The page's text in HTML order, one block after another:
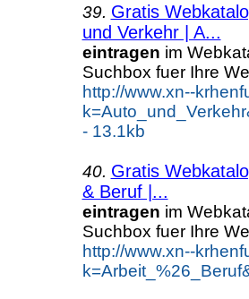
39. Gratis
und Verkehr | A...
eintragen im
Suchbox fuer Ihre
http://www.xn--
- 13.1kb
40. Gratis
& Beruf |...
eintragen im
Suchbox fuer Ihre
http://www.xn--